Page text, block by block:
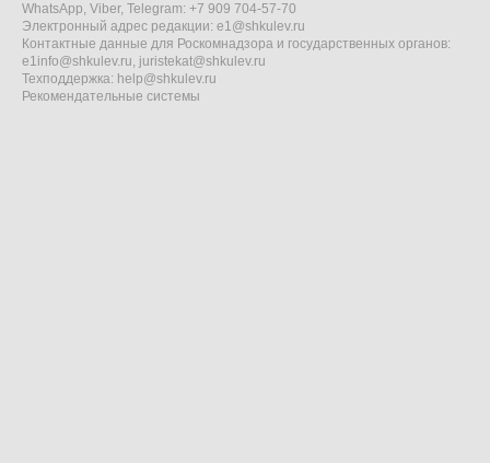
WhatsApp, Viber, Telegram: +7 909 704-57-70
Электронный адрес редакции: e1@shkulev.ru
Контактные данные для Роскомнадзора и государственных органов:
e1info@shkulev.ru, juristekat@shkulev.ru
Техподдержка: help@shkulev.ru
Рекомендательные системы